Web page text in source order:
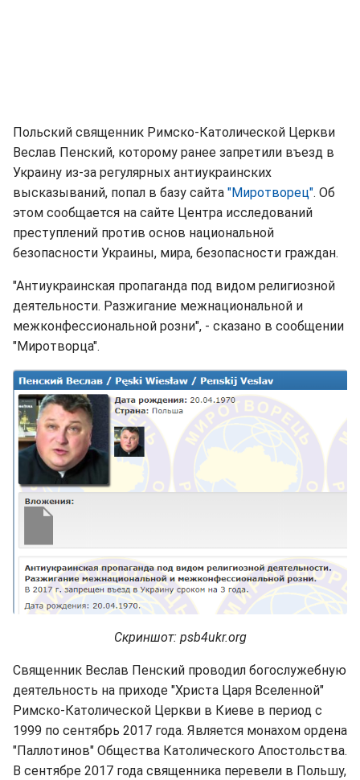
Польский священник Римско-Католической Церкви
Веслав Пенский, которому ранее запретили въезд в
Украину из-за регулярных антиукраинских
высказываний, попал в базу сайта "Миротворец". Об
этом сообщается на сайте Центра исследований
преступлений против основ национальной
безопасности Украины, мира, безопасности граждан.
"Антиукраинская пропаганда под видом религиозной
деятельности. Разжигание межнациональной и
межконфессиональной розни", - сказано в сообщении
"Миротворца".
Скриншот: psb4ukr.org
Священник Веслав Пенский проводил богослужебную
деятельность на приходе "Христа Царя Вселенной"
Римско-Католической Церкви в Киеве в период с
1999 по сентябрь 2017 года. Является монахом ордена
"Паллотинов" Общества Католического Апостольства.
В сентябре 2017 года священника перевели в Польшу,